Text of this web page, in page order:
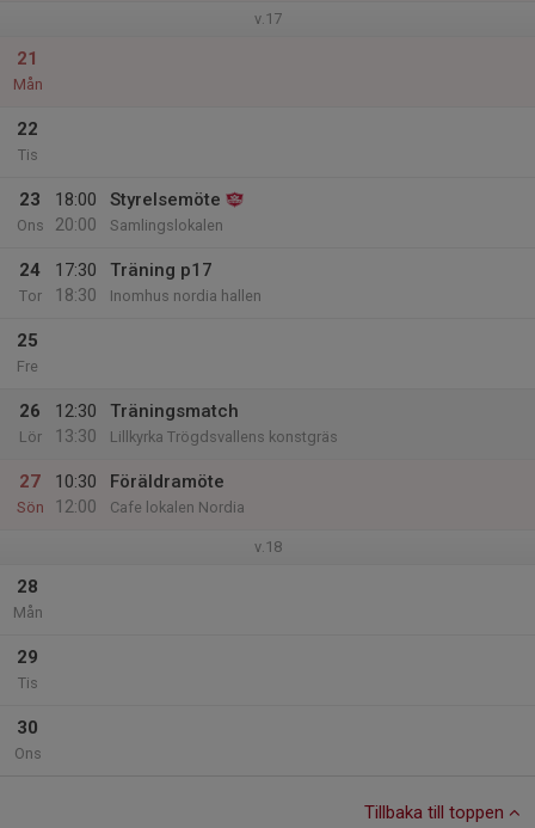
v.17
21
Mån
22
Tis
23
Ons
18:00
20:00
Styrelsemöte
Samlingslokalen
24
Tor
17:30
18:30
Träning p17
Inomhus nordia hallen
25
Fre
26
Lör
12:30
13:30
Träningsmatch
Lillkyrka Trögdsvallens konstgräs
27
Sön
10:30
12:00
Föräldramöte
Cafe lokalen Nordia
v.18
28
Mån
29
Tis
30
Ons
Tillbaka till toppen